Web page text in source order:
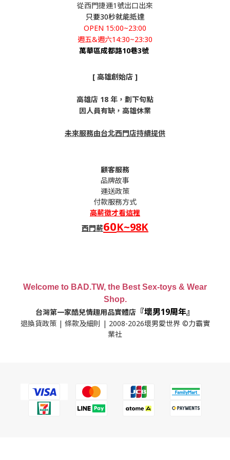
從西門捷運1號出口出來
只要30秒就能抵達
OPEN 15:00~23:00
週五&週六14:30~23:30
萬華區成都路10巷3號
[ 高雄創始店 ]
高雄店 18 年，劃下句點
因人員有缺，高雄休業
未來服務由台北西門店持續提供
顧客服務
品牌故事
運送政策
付款服務方式
高薪徵才看這裡
西門薪60K~98K
Welcome to BAD.TW, the Best Sex-toys & Wear
Shop.
台灣第一家酷兒情趣用品實體店 『壞男19周年』
退換貨政策| 條款及細則 | 2008-2026壞男愛世界 ©力霸實
業社